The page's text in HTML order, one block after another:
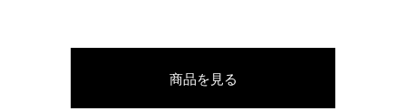
商品を見る